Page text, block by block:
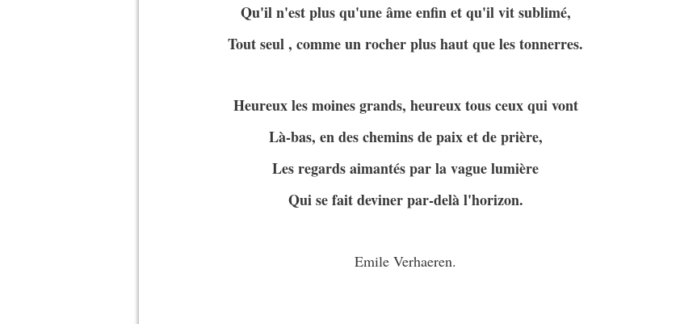
Qu'il n'est plus qu'une âme enfin et qu'il vit sublimé,
Tout seul , comme un rocher plus haut que les tonnerres.
Heureux les moines grands, heureux tous ceux qui vont
Là-bas, en des chemins de paix et de prière,
Les regards aimantés par la vague lumière
Qui se fait deviner par-delà l'horizon.
Emile Verhaeren.